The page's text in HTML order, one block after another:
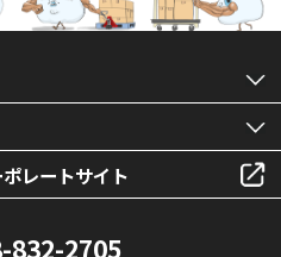
レートサイト
832-2705